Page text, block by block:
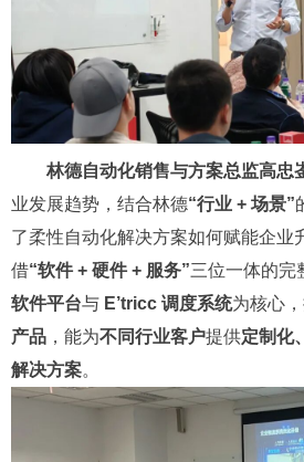
林德自动化销售与方案总监高忠
业发展趋势，结合林德“行业 + 场景”
了柔性自动化解决方案如何赋能企业
借“软件 + 硬件 + 服务”三位一体的完
软件平台与 E’tricc 调度系统为核心
产品 ，能为不同行业客户提供定制化
解决方案。